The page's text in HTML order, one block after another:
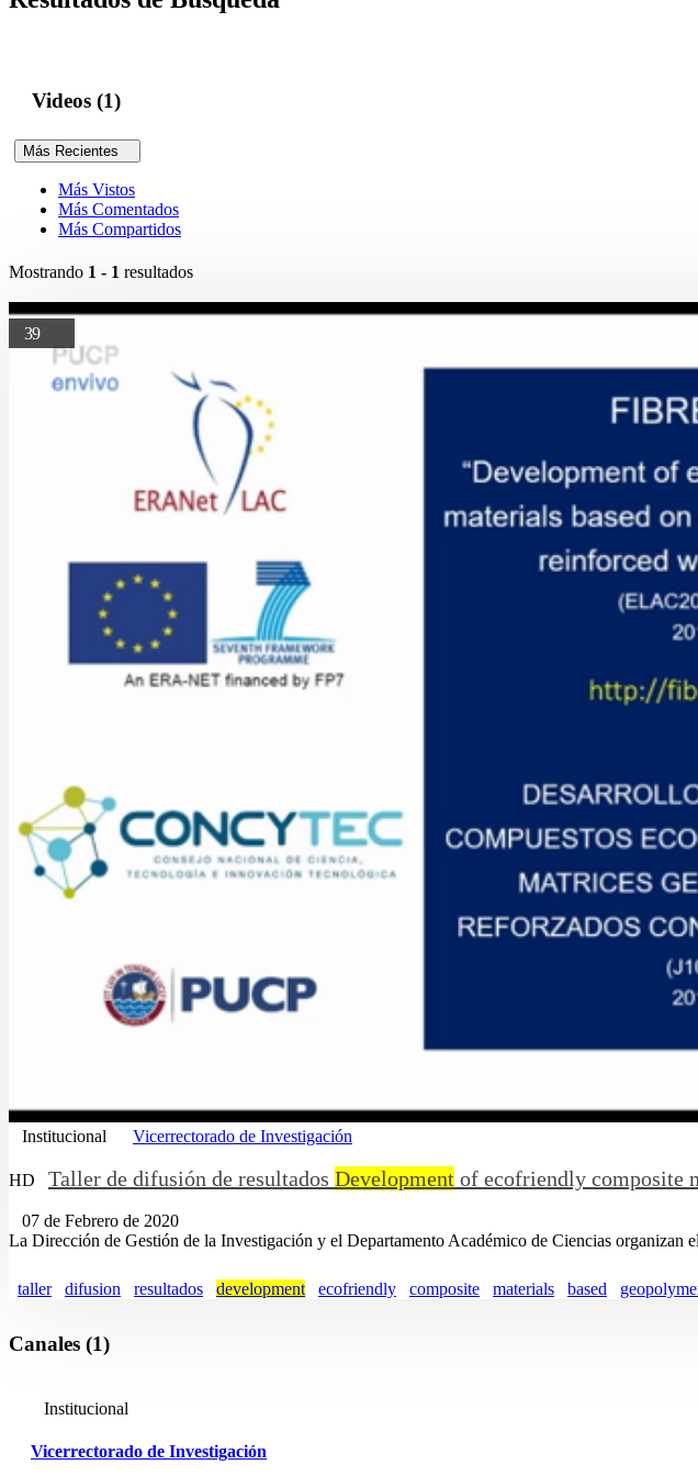
Videos (1)
Más Recientes
Más Vistos
Más Comentados
Más Compartidos
Mostrando 1 - 1 resultados
39
Institucional Vicerrectorado de Investigación
HD Taller de difusión de resultados Development of ecofriendly composite
07 de Febrero de 2020
La Dirección de Gestión de la Investigación y el Departamento Académico de Ciencias organizan
taller difusion resultados development ecofriendly composite materials based
Canales (1)
Institucional
Vicerrectorado de Investigación